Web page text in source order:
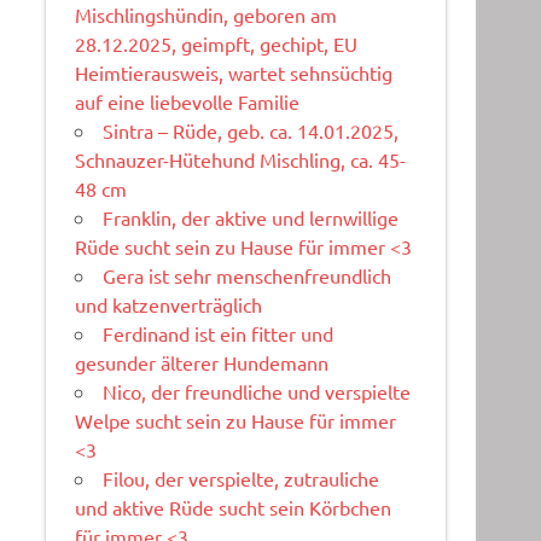
Mischlingshündin, geboren am
28.12.2025, geimpft, gechipt, EU
Heimtierausweis, wartet sehnsüchtig
auf eine liebevolle Familie
Sintra – Rüde, geb. ca. 14.01.2025,
Schnauzer-Hütehund Mischling, ca. 45-
48 cm
Franklin, der aktive und lernwillige
Rüde sucht sein zu Hause für immer <3
Gera ist sehr menschenfreundlich
und katzenverträglich
Ferdinand ist ein fitter und
gesunder älterer Hundemann
Nico, der freundliche und verspielte
Welpe sucht sein zu Hause für immer
<3
Filou, der verspielte, zutrauliche
und aktive Rüde sucht sein Körbchen